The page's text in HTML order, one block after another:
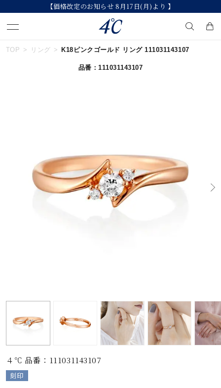
【価格改定のお知らせ 8月17日(月)より 】
キーワードで検索する
ブランド
誕生石
石の色
TOP リング K18ピンクゴールド リング 111031143107
品番：111031143107
４℃ 品番：111031143107
刻印